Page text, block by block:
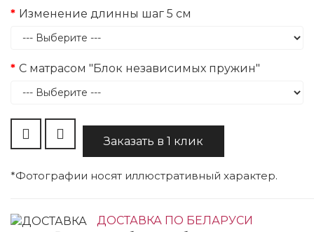
Изменение длинны шаг 5 см
С матрасом "Блок независимых пружин"
Заказать в 1 клик
*Фотографии носят иллюстративный характер.
ДОСТАВКА ПО БЕЛАРУСИ